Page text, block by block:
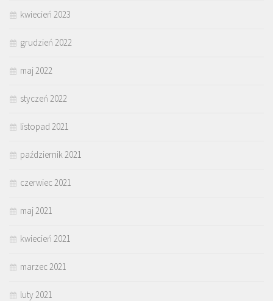
kwiecień 2023
grudzień 2022
maj 2022
styczeń 2022
listopad 2021
październik 2021
czerwiec 2021
maj 2021
kwiecień 2021
marzec 2021
luty 2021